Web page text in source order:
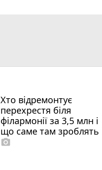
Хто відремонтує
перехрестя біля
філармонії за 3,5 млн і
що саме там зроблять
photo_camera